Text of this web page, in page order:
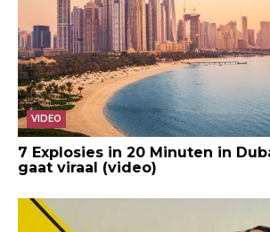
VIDEO
7 Explosies in 20 Minuten in
gaat viraal (video)